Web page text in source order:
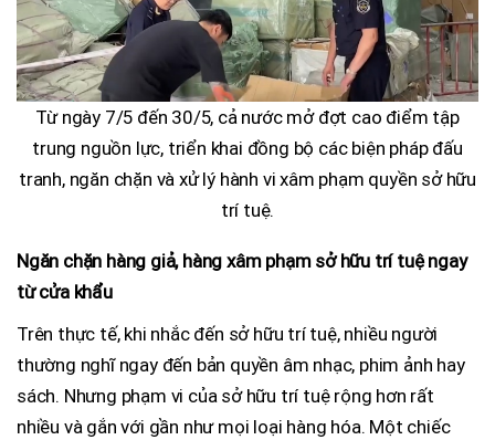
Từ ngày 7/5 đến 30/5, cả nước mở đợt cao điểm tập
trung nguồn lực, triển khai đồng bộ các biện pháp đấu
tranh, ngăn chặn và xử lý hành vi xâm phạm quyền sở hữu
trí tuệ.
Ngăn chặn hàng giả, hàng xâm phạm sở hữu trí tuệ ngay
từ cửa khẩu
Trên thực tế, khi nhắc đến sở hữu trí tuệ, nhiều người
thường nghĩ ngay đến bản quyền âm nhạc, phim ảnh hay
sách. Nhưng phạm vi của sở hữu trí tuệ rộng hơn rất
nhiều và gắn với gần như mọi loại hàng hóa. Một chiếc